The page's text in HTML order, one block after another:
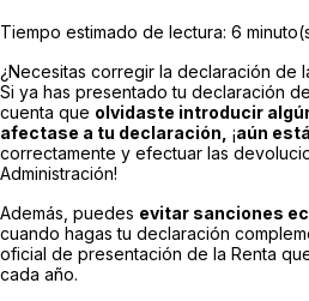
Tiempo estimado de lectura: 6
¿Necesitas corregir la declaración de
Si ya has presentado tu declaración
cuenta que olvidaste introducir
afectase a tu declaración, ¡aún
correctamente y efectuar las
Administración!
Además, puedes evitar sanciones
cuando hagas tu declaración
oficial de presentación de la Renta
cada año.